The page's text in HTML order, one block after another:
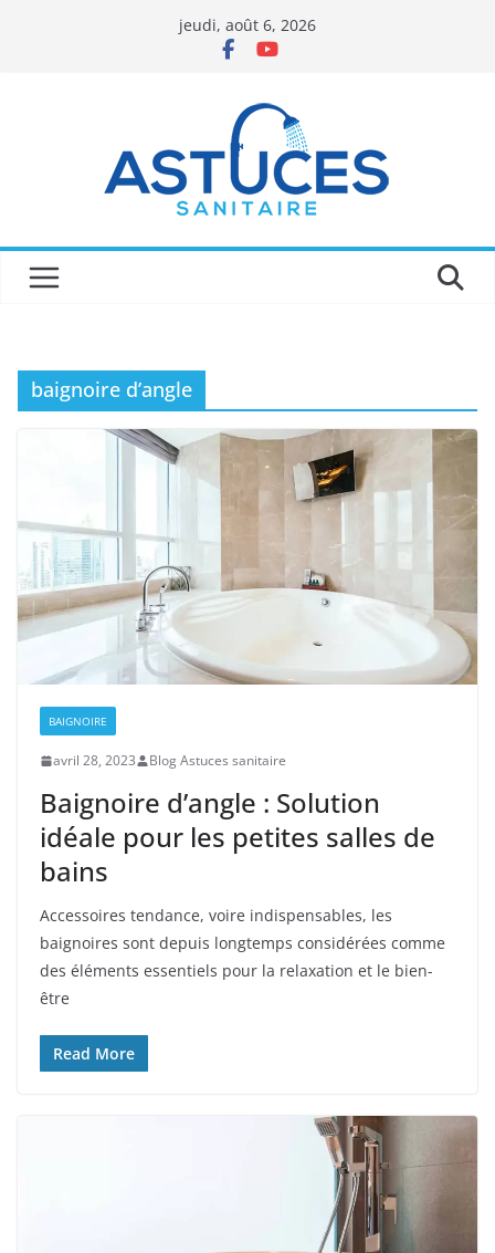
jeudi, août 6, 2026
baignoire d’angle
BAIGNOIRE
avril 28, 2023 Blog Astuces sanitaire
Baignoire d’angle : Solution
idéale pour les petites salles de
bains
Accessoires tendance, voire indispensables, les
baignoires sont depuis longtemps considérées comme
des éléments essentiels pour la relaxation et le bien-
être
Read More